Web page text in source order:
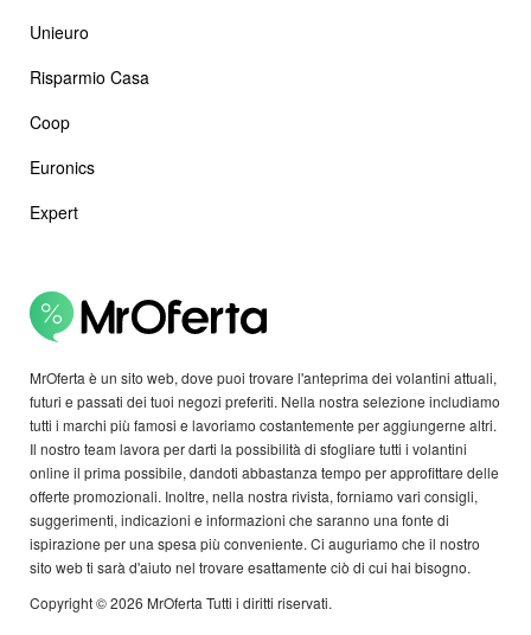
MrOferta è un sito web, dove puoi trovare l'anteprima dei volantini attuali,
futuri e passati dei tuoi negozi preferiti. Nella nostra selezione includiamo
tutti i marchi più famosi e lavoriamo costantemente per aggiungerne altri.
Il nostro team lavora per darti la possibilità di sfogliare tutti i volantini
online il prima possibile, dandoti abbastanza tempo per approfittare delle
offerte promozionali. Inoltre, nella nostra rivista, forniamo vari consigli,
suggerimenti, indicazioni e informazioni che saranno una fonte di
ispirazione per una spesa più conveniente. Ci auguriamo che il nostro
sito web ti sarà d'aiuto nel trovare esattamente ciò di cui hai bisogno.
Copyright © 2026 MrOferta Tutti i diritti riservati.
Unieuro
Risparmio Casa
Coop
Euronics
Expert